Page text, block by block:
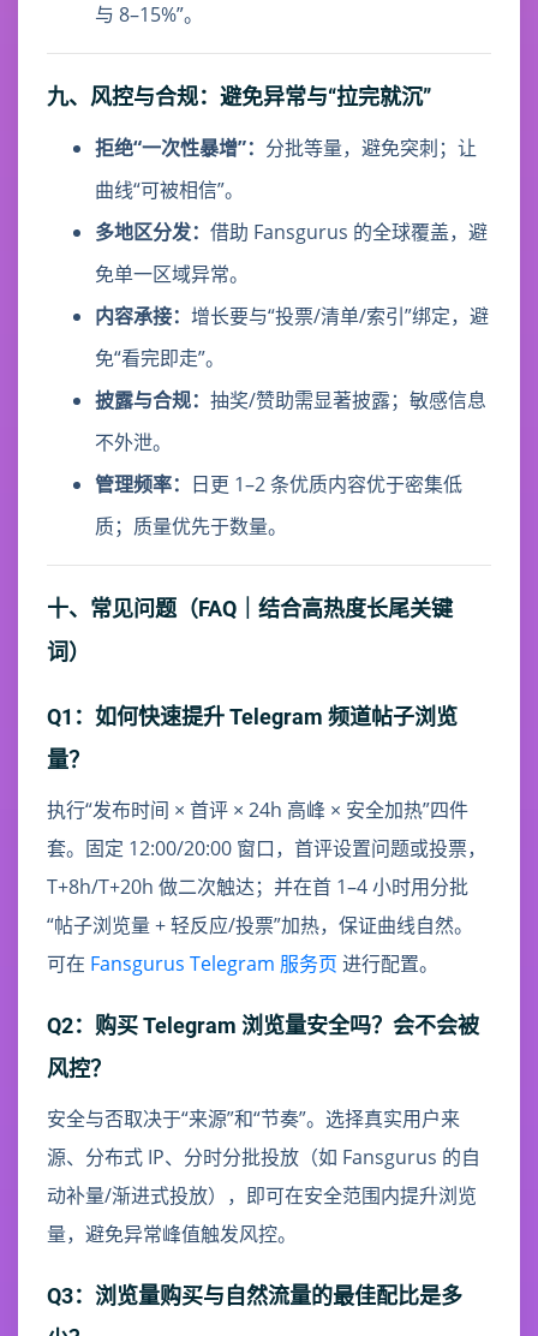
与 8–15%”。
九、风控与合规：避免异常与“拉完就沉”
拒绝“一次性暴增”： 分批等量，避免突刺；让
曲线“可被相信”。
多地区分发： 借助 Fansgurus 的全球覆盖，避
免单一区域异常。
内容承接： 增长要与“投票/清单/索引”绑定，避
免“看完即走”。
披露与合规： 抽奖/赞助需显著披露；敏感信息
不外泄。
管理频率： 日更 1–2 条优质内容优于密集低
质；质量优先于数量。
十、常见问题（FAQ｜结合高热度长尾关键
词）
Q1：如何快速提升 Telegram 频道帖子浏览
量？
执行“发布时间 × 首评 × 24h 高峰 × 安全加热”四件
套。固定 12:00/20:00 窗口，首评设置问题或投票，
T+8h/T+20h 做二次触达；并在首 1–4 小时用分批
“帖子浏览量 + 轻反应/投票”加热，保证曲线自然。
可在 Fansgurus Telegram 服务页 进行配置。
Q2：购买 Telegram 浏览量安全吗？会不会被
风控？
安全与否取决于“来源”和“节奏”。选择真实用户来
源、分布式 IP、分时分批投放（如 Fansgurus 的自
动补量/渐进式投放），即可在安全范围内提升浏览
量，避免异常峰值触发风控。
Q3：浏览量购买与自然流量的最佳配比是多